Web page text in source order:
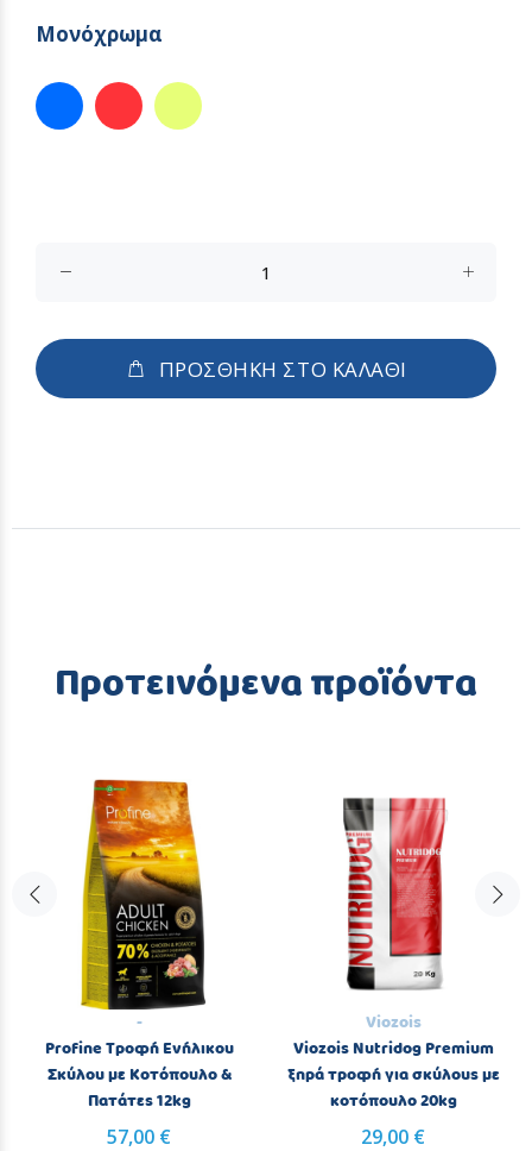
Μονόχρωμα
ΠΡΟΣΘΗΚΗ ΣΤΟ ΚΑΛΑΘΙ
Προτεινόμενα προϊόντα
-
Profine Τροφή Ενήλικου
Σκύλου με Κοτόπουλο &
Πατάτες 12kg
57,00 €
Viozois
Viozois Nutridog Premium
ξηρά τροφή για σκύλους με
κοτόπουλο 20kg
29,00 €